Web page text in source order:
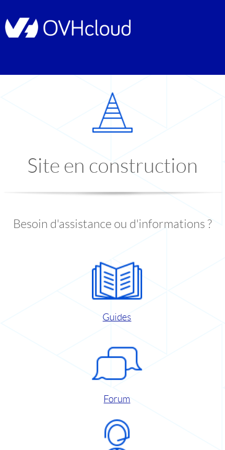
Site en construction
Besoin d'assistance ou d'informations ?
Guides
Forum